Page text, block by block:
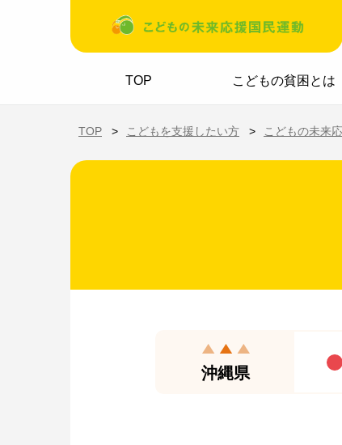
ホーム
TOP
こどもの貧困とは
TOP こどもを支援したい方 こどもの未来
沖縄県